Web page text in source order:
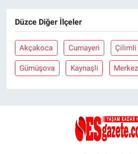
Düzce Diğer İlçeler
Akçakoca Cumayeri Çilimli
Gümüşova Kaynaşli Merkez